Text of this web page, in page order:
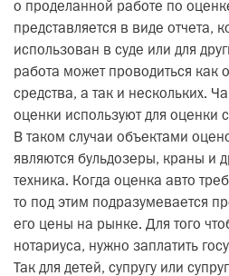
о проделанной работе по
представляется в виде отчета,
использован в суде или для
работа может проводиться как
средства, а так и нескольких.
оценки используют для оценки
В таком случаи объектами
являются бульдозеры, краны и
техника. Когда оценка авто
то под этим подразумевается
его цены на рынке. Для того
нотариуса, нужно заплатить
Так для детей, супругу или